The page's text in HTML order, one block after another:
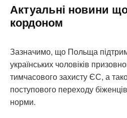
Актуальні новини
кордоном
Зазначимо, що Польща
українських чоловіків
тимчасового захисту ЄС, а
поступового переходу
норми.